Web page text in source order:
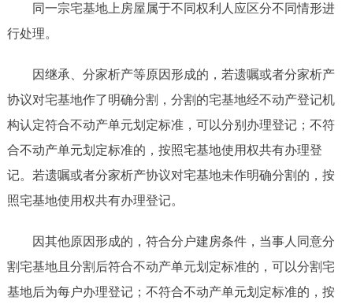
同一宗宅基地上房屋属于不同权利人应区分不同情形进
行处理。
因继承、分家析产等原因形成的，若遗嘱或者分家析产
协议对宅基地作了明确分割，分割的宅基地经不动产登记机
构认定符合不动产单元划定标准，可以分别办理登记；不符
合不动产单元划定标准的，按照宅基地使用权共有办理登
记。若遗嘱或者分家析产协议对宅基地未作明确分割的，按
照宅基地使用权共有办理登记。
因其他原因形成的，符合分户建房条件，当事人同意分
割宅基地且分割后符合不动产单元划定标准的，可以分割宅
基地后为每户办理登记；不符合不动产单元划定标准的，按